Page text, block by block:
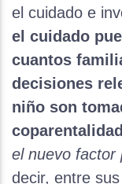
el cuidado e
el cuidado
cuantos
decisiones
niño son
coparentalidad
el nuevo factor
decir, entre